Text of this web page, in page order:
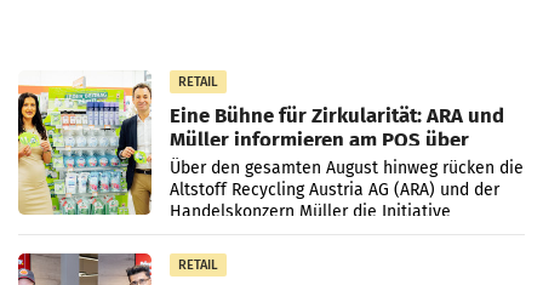
RETAIL
Eine Bühne für Zirkularität: ARA und
Müller informieren am POS über
Kreislauffähigkeit
Über den gesamten August hinweg rücken die
Altstoff Recycling Austria AG (ARA) und der
Handelskonzern Müller die Initiative
„Kreislauf-Helden“ in allen österreichischen
Müller-Filialen
RETAIL